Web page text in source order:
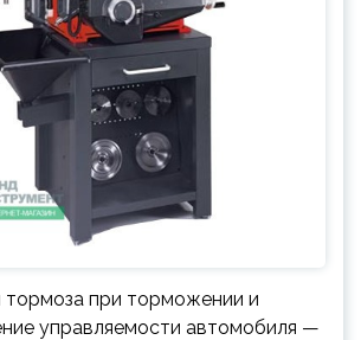
тормоза при торможении и
управляемости автомобиля —